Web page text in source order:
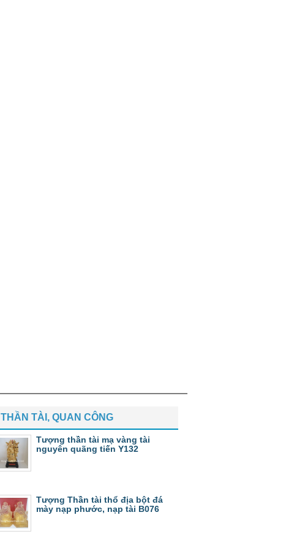
THẦN TÀI, QUAN CÔNG
Tượng thần tài mạ vàng tài
nguyên quãng tiến Y132
Tượng Thần tài thổ địa bột đá
mày nạp phước, nạp tài B076